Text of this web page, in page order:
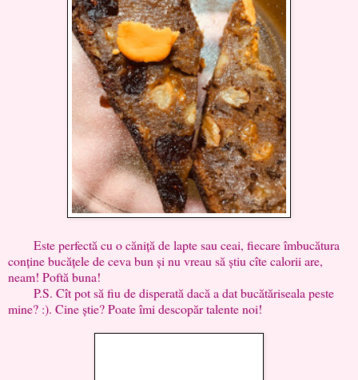
Este perfectă cu o căniță de lapte sau ceai, fiecare îmbucătura
conține bucățele de ceva bun și nu vreau să știu cîte calorii are,
neam! Poftă buna!
P.S. Cît pot să fiu de disperată dacă a dat bucătăriseala peste
mine? :). Cine știe? Poate îmi descopăr talente noi!